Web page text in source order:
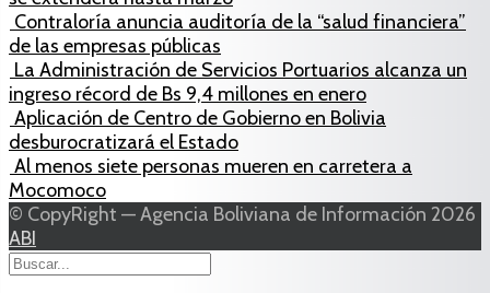
Contraloría anuncia auditoría de la “salud financiera”
de las empresas públicas
La Administración de Servicios Portuarios alcanza un
ingreso récord de Bs 9,4 millones en enero
Aplicación de Centro de Gobierno en Bolivia
desburocratizará el Estado
Al menos siete personas mueren en carretera a
Mocomoco
© CopyRight — Agencia Boliviana de Información 2026
ABI